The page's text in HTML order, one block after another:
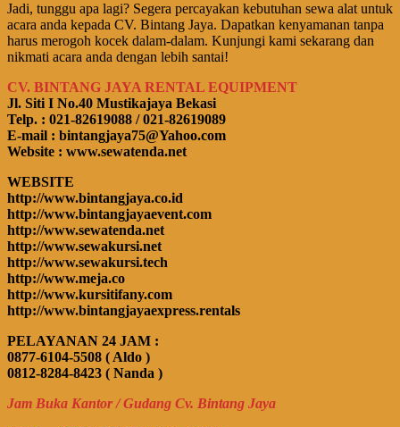
Jadi, tunggu apa lagi? Segera percayakan kebutuhan sewa alat untuk
acara anda kepada CV. Bintang Jaya. Dapatkan kenyamanan tanpa
harus merogoh kocek dalam-dalam. Kunjungi kami sekarang dan
nikmati acara anda dengan lebih santai!
CV. BINTANG JAYA RENTAL EQUIPMENT
Jl. Siti I No.40 Mustikajaya Bekasi
Telp. : 021-82619088 / 021-82619089
E-mail : bintangjaya75@Yahoo.com
Website : www.sewatenda.net
WEBSITE
http://www.bintangjaya.co.id
http://www.bintangjayaevent.com
http://www.sewatenda.net
http://www.sewakursi.net
http://www.sewakursi.tech
http://www.meja.co
http://www.kursitifany.com
http://www.bintangjayaexpress.rentals
PELAYANAN 24 JAM :
0877-6104-5508 ( Aldo )
0812-8284-8423 ( Nanda )
Jam Buka Kantor / Gudang Cv. Bintang Jaya